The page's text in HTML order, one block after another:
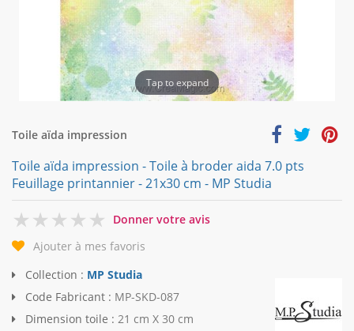
Tap to expand
Toile aïda impression
Toile aïda impression - Toile à broder aida 7.0 pts
Feuillage printannier - 21x30 cm - MP Studia
0
Donner votre avis
Ajouter à mes favoris
Collection : MP Studia
Code Fabricant : MP-SKD-087
Dimension toile : 21 cm X 30 cm